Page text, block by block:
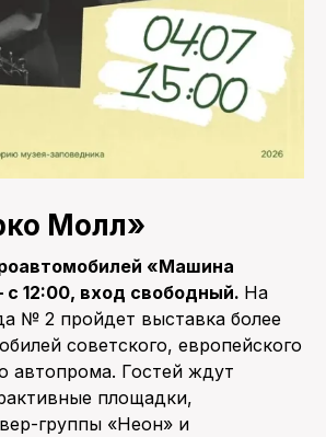
Молл»
«Машина
с 12:00, вход свободный. На
№ 2 пройдет выставка более
советского, европейского
автопрома. Гостей ждут
площадки,
группы «Неон» и